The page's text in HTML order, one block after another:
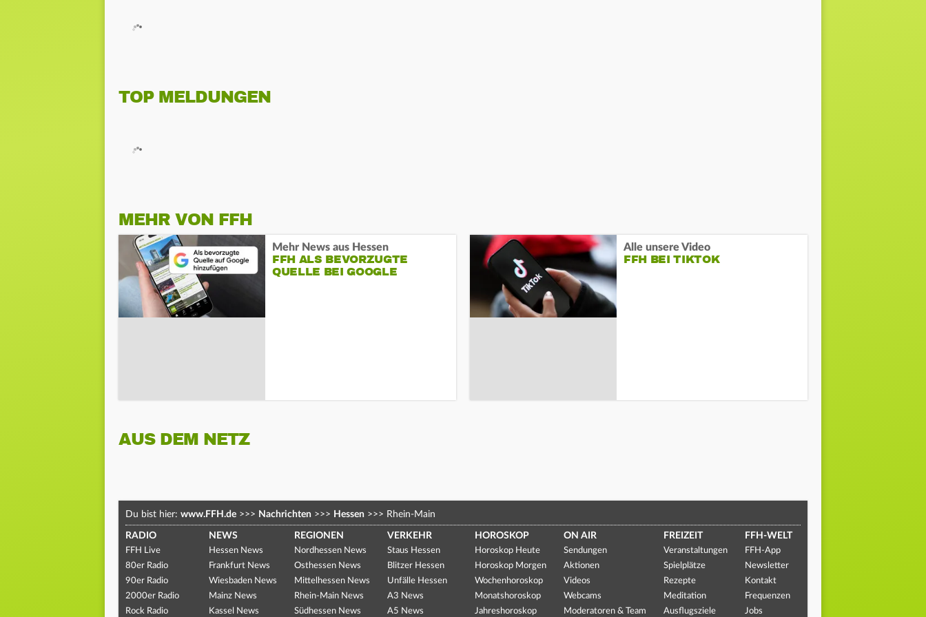
TOP MELDUNGEN
MEHR VON FFH
Mehr News aus Hessen
FFH ALS BEVORZUGTE
QUELLE BEI GOOGLE
Alle unsere Video
FFH BEI TIKTOK
AUS DEM NETZ
Du bist hier: www.FFH.de >>> Nachrichten >>> Hessen >>> Rhein-Main
RADIO
FFH Live
80er Radio
90er Radio
2000er Radio
Rock Radio
NEWS
Hessen News
Frankfurt News
Wiesbaden News
Mainz News
Kassel News
REGIONEN
Nordhessen News
Osthessen News
Mittelhessen News
Rhein-Main News
Südhessen News
VERKEHR
Staus Hessen
Blitzer Hessen
Unfälle Hessen
A3 News
A5 News
HOROSKOP
Horoskop Heute
Horoskop Morgen
Wochenhoroskop
Monatshoroskop
Jahreshoroskop
ON AIR
Sendungen
Aktionen
Videos
Webcams
Moderatoren & Team
FREIZEIT
Veranstaltungen
Spielplätze
Rezepte
Meditation
Ausflugsziele
FFH-WELT
FFH-App
Newsletter
Kontakt
Frequenzen
Jobs